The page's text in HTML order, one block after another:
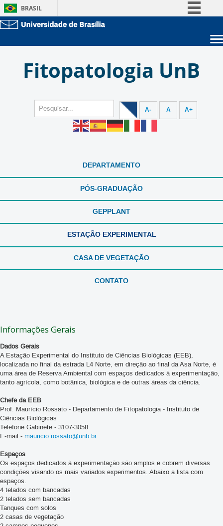
BRASIL
Acesso à informação
Canais
Unidades acadêmicas
Estude na UnB
Administração
Fitopatologia UnB
A- A A+
DEPARTAMENTO
PÓS-GRADUAÇÃO
GEPPLANT
ESTAÇÃO EXPERIMENTAL
CASA DE VEGETAÇÃO
CONTATO
Informações Gerais
Dados Gerais
A Estação Experimental do Instituto de Ciências Biológicas (EEB),
localizada no final da estrada L4 Norte, em direção ao final da Asa Norte, é
uma área de Reserva Ambiental com espaços dedicados à experimentação,
tanto agrícola, como botânica, biológica e de outras áreas da ciência.
Chefe da EEB
Prof. Maurício Rossato - Departamento de Fitopatologia - Instituto de
Ciências Biológicas
Telefone Gabinete - 3107-3058
E-mail - mauricio.rossato@unb.br
Espaços
Os espaços dedicados à experimentação são amplos e cobrem diversas
condições visando os mais variados experimentos. Abaixo a lista com
espaços.
4 telados com bancadas
2 telados sem bancadas
Tanques com solos
2 casas de vegetação